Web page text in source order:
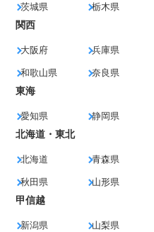
茨城県 栃木県
関西
大阪府 兵庫県
和歌山県 奈良県
東海
愛知県 静岡県
北海道・東北
北海道 青森県
秋田県 山形県
甲信越
新潟県 山梨県